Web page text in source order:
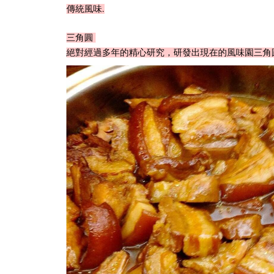
傳統風味.
三角圓
絕對經過多年的精心研究，研發出現在的風味園三角